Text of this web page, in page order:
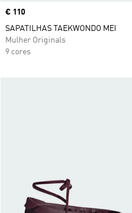
Price
€ 110
SAPATILHAS TAEKWONDO MEI
Mulher Originals
9 cores